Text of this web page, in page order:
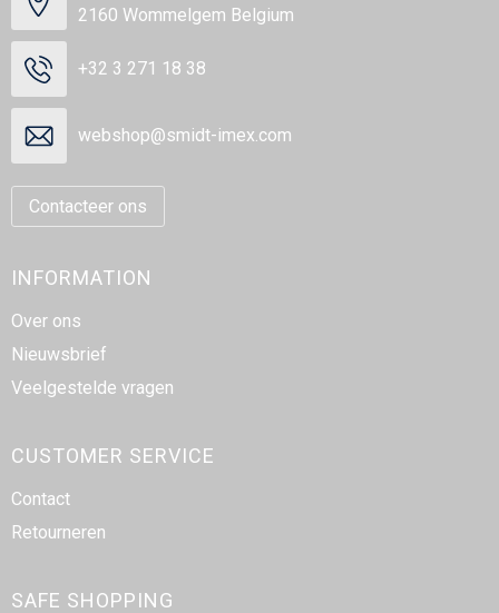
2160 Wommelgem Belgium
+32 3 271 18 38
webshop@smidt-imex.com
Contacteer ons
INFORMATION
Over ons
Nieuwsbrief
Veelgestelde vragen
CUSTOMER SERVICE
Contact
Retourneren
SAFE SHOPPING